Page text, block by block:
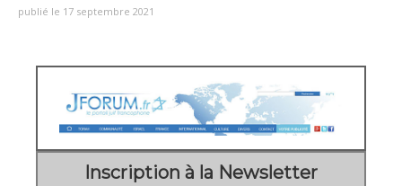
publié le 17 septembre 2021
Inscription à la Newsletter